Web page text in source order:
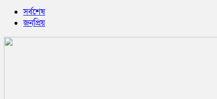
সর্বশেষ
জনপ্রিয়